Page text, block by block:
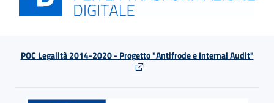
POC Legalità 2014-2020 - Progetto "Antifrode e Internal Audit"